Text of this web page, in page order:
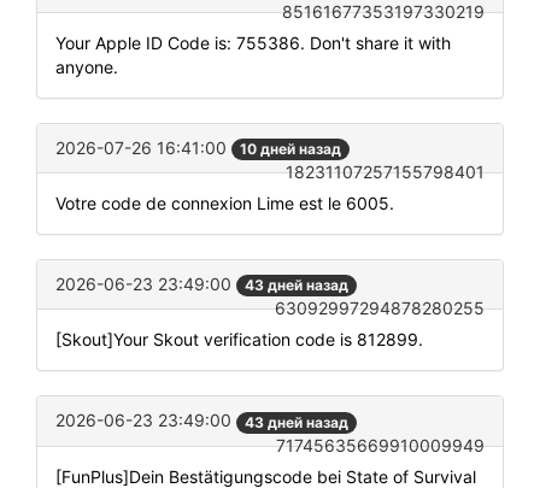
85161677353197330219
Your Apple ID Code is: 755386. Don't share it with
anyone.
2026-07-26 16:41:00 10 дней назад
18231107257155798401
Votre code de connexion Lime est le 6005.
2026-06-23 23:49:00 43 дней назад
63092997294878280255
[Skout]Your Skout verification code is 812899.
2026-06-23 23:49:00 43 дней назад
71745635669910009949
[FunPlus]Dein Bestätigungscode bei State of Survival